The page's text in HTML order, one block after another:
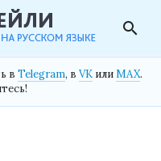
search
в Telegram, в VK илиMAX.